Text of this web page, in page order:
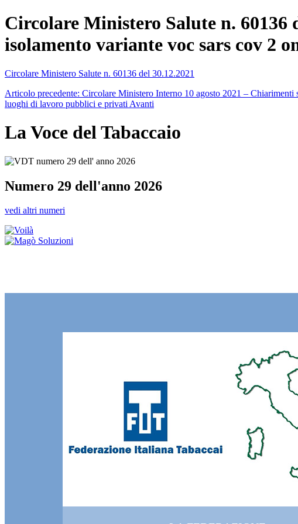
Circolare Ministero Salute n. 60136
isolamento variante voc sars cov 2
Circolare Ministero Salute n. 60136 del 30.12.2021
Articolo precedente: Circolare Ministero Interno 10 agosto 2021 –
luoghi di lavoro pubblici e privati Avanti
La Voce del Tabaccaio
Numero 29 dell'anno 2026
vedi altri numeri